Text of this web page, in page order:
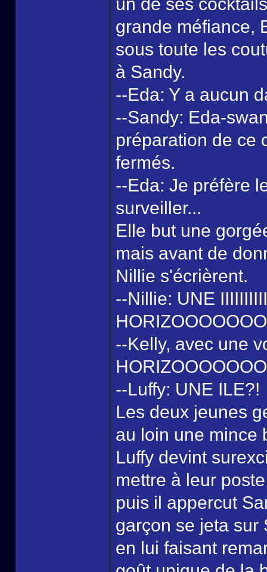
grande méfiance,
sous toute les
à Sandy.
--Eda: Y a aucun
--Sandy: Eda-
préparation de ce
fermés.
--Eda: Je préfère
surveiller...
Elle but une
mais avant de
Nillie s'écrièrent.
--Nillie: UNE
--Kelly, avec une
--Luffy: UNE ILE?!
Les deux jeunes
au loin une mince
Luffy devint
mettre à leur
puis il appercut
garçon se jeta sur
en lui faisant